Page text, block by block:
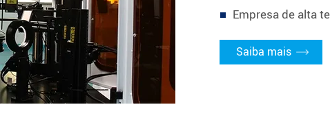
Empresa de alta
Saiba mais